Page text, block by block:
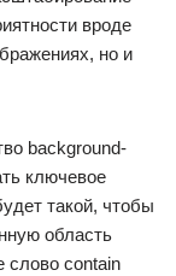
вроде
но и
background-
ключевое
такой, чтобы
область
слово contain